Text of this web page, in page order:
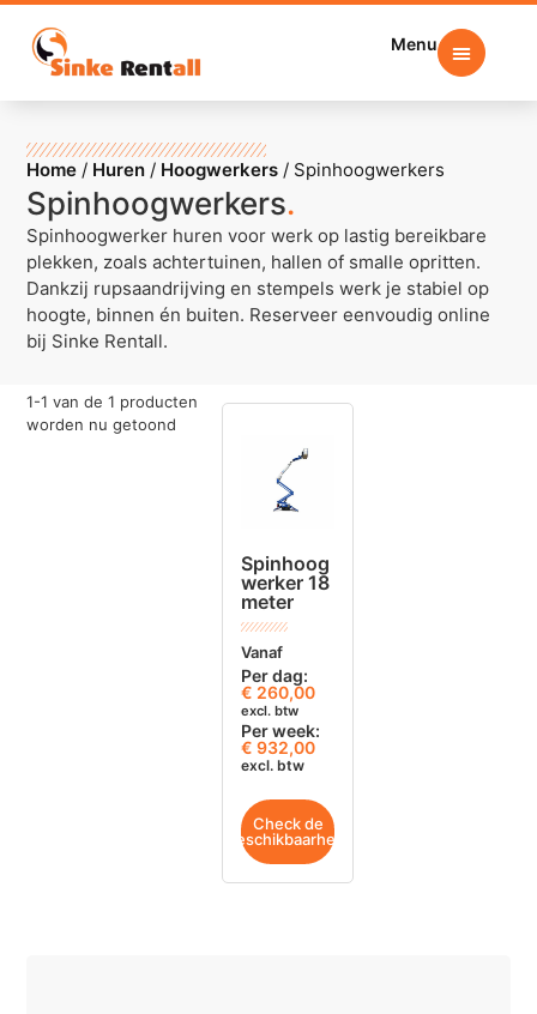
Menu
Home / Huren / Hoogwerkers / Spinhoogwerkers
Spinhoogwerkers.
Spinhoogwerker huren voor werk op lastig bereikbare
plekken, zoals achtertuinen, hallen of smalle opritten.
Dankzij rupsaandrijving en stempels werk je stabiel op
hoogte, binnen én buiten. Reserveer eenvoudig online
bij Sinke Rentall.
1-1 van de1 producten
worden nu getoond
Spinhoog
werker 18
meter
Vanaf
Per dag:
€ 260,00
excl. btw
Per week:
€ 932,00
excl. btw
Check de
beschikbaarheid